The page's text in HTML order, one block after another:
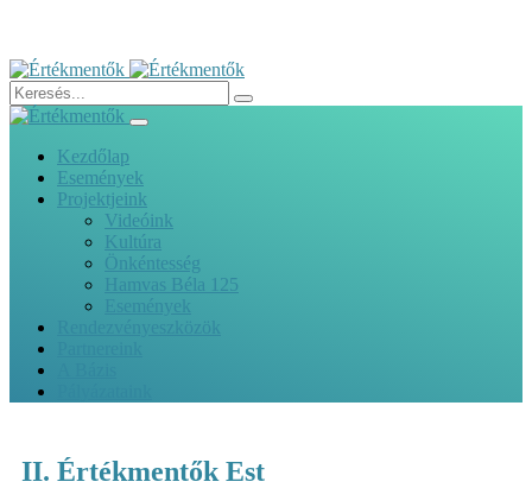
Kezdőlap
Események
Projektjeink
Videóink
Kultúra
Önkéntesség
Hamvas Béla 125
Események
Rendezvényeszközök
II. Értékmentők Est